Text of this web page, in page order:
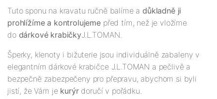
Tuto sponu na kravatu ručně balíme a důkladně ji
prohlížíme a kontrolujeme před tím, než je vložíme
do dárkové krabičkyJ.L.TOMAN.
Šperky, klenoty i bižuterie jsou individuálně zabaleny v
elegantním dárkové krabičce J.L.TOMAN a pečlivě a
bezpečně zabezpečeny pro přepravu, abychom si byli
jistí, že Vám je kurýr doručí v pořádku.